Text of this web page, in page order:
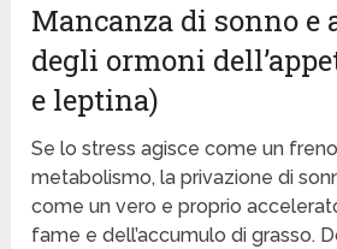
Mancanza di sonno e
degli ormoni
e leptina)
Se lo stress agisce come un
metabolismo, la privazione di
come un vero e proprio
fame e dell’accumulo di grasso.